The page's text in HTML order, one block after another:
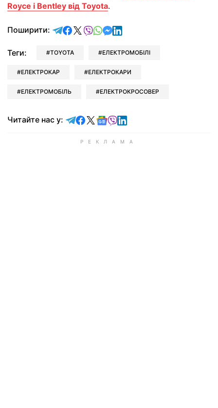
Royce і Bentley від Toyota.
Поширити: відправити у Telegram
поділитись у Facebook
поділитись у X
відправити у Viber
відправити у Whatsapp
відправити у Messenger
відправити у LinkedIn
Теги: TOYOTA ЕЛЕКТРОМОБІЛІ
ЕЛЕКТРОКАР ЕЛЕКТРОКАРИ
ЕЛЕКТРОМОБІЛЬ ЕЛЕКТРОКРОСОВЕР
Читайте нас у: Читайте у Telegram
Читайте у Facebook
Читайте у X
Читайте у Google news
Читайте у Viber
Читайте у LinkedIn